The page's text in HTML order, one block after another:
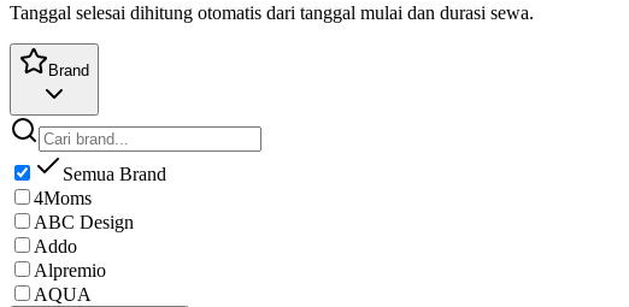
Tanggal selesai dihitung otomatis dari tanggal mulai dan durasi sewa.
Brand
Semua Brand
4Moms
ABC Design
Addo
Alpremio
AQUA